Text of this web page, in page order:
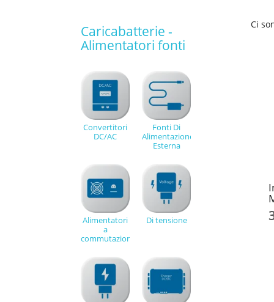
Caricabatterie -
Alimentatori fonti
Convertitori
DC/AC
Fonti Di
Alimentazione
Esterna
Alimentatori
a
commutazione
Di tensione
Ci